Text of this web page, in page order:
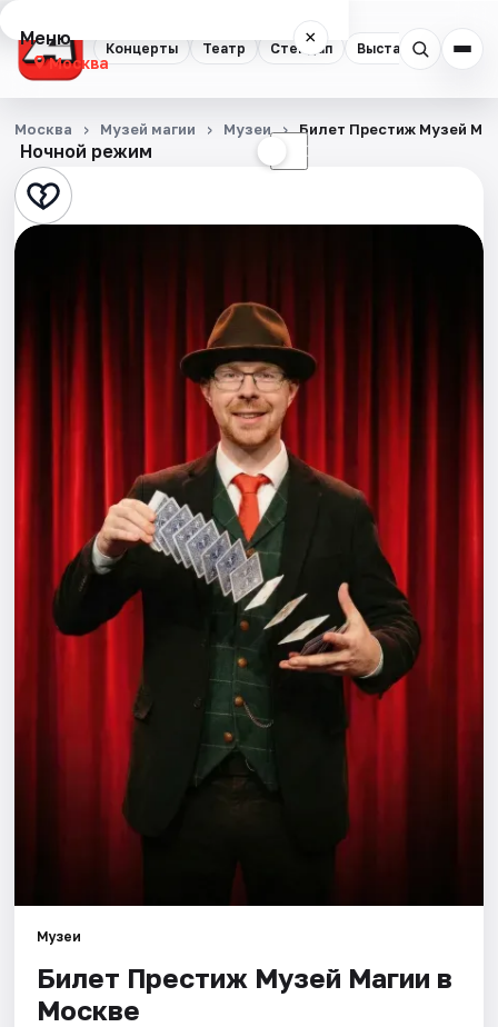
Концерты Театр Стендап Выставки
Меню ×
Москва
Концерты
Театр
Стендап
Города
Ночной режим ☾
Москва Музей магии Музеи Билет Престиж Музей
Музеи
Билет Престиж Музей Магии в
Москве